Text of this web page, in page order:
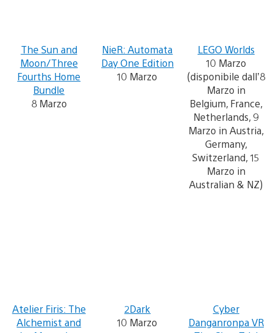
The Sun and
Moon/Three
Fourths Home
Bundle
8 Marzo
NieR: Automata
Day One Edition
10 Marzo
LEGO Worlds
10 Marzo
(disponibile dall’8
Marzo in
Belgium, France,
Netherlands, 9
Marzo in Austria,
Germany,
Switzerland, 15
Marzo in
Australian & NZ)
Atelier Firis: The
Alchemist and
2Dark
10 Marzo
Cyber
Danganronpa VR